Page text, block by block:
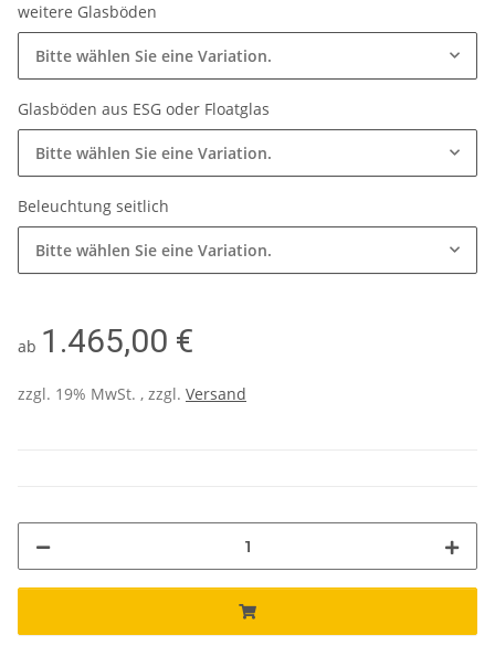
weitere Glasböden
Bitte wählen Sie eine Variation.
Glasböden aus ESG oder Floatglas
Bitte wählen Sie eine Variation.
Beleuchtung seitlich
Bitte wählen Sie eine Variation.
ab 1.465,00 €
zzgl. 19% MwSt. , zzgl. Versand